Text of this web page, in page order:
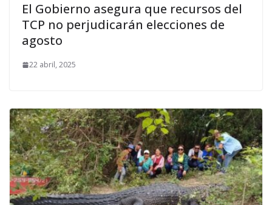
El Gobierno asegura que recursos del
TCP no perjudicarán elecciones de
agosto
22 abril, 2025